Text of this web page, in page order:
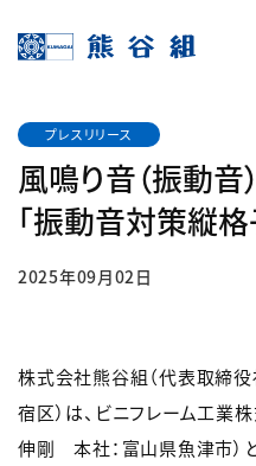
プレスリリース
風鳴り音（振動
「振動音対策縦
2025年09月02日
株式会社熊谷組（代表取締
宿区）は、ビニフレーム工
伸剛 本社：富山県魚津市）